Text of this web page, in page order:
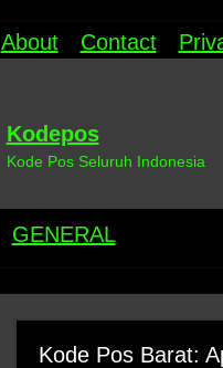
About Contact
Kodepos
Kode Pos Seluruh Indonesia
GENERAL
Kode Pos Barat: